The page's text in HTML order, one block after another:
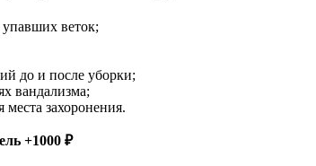
упавших веток;
до и после уборки;
вандализма;
места захоронения.
+1000 ₽